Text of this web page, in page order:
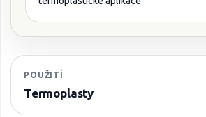
POUŽITÍ
Termoplasty